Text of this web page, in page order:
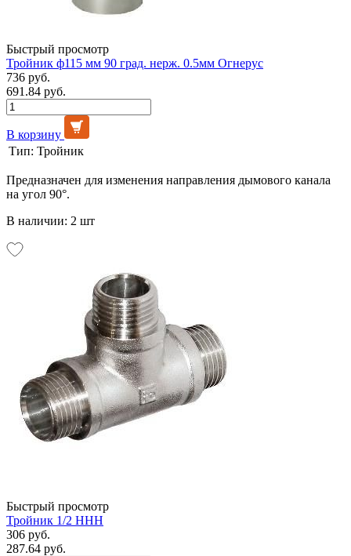
Быстрый просмотр
Тройник ф115 мм 90 град. нерж. 0.5мм Огнерус
736 руб.
691.84 руб.
В корзину
Тип: Тройник
Предназначен для изменения направления дымового канала
на угол 90°.
В наличии: 2 шт
Быстрый просмотр
Тройник 1/2 ННН
306 руб.
287.64 руб.